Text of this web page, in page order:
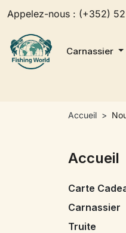
Appelez-nous : (+352)
Carnassier
Accueil
Accueil
Carte
Carnassier
Truite